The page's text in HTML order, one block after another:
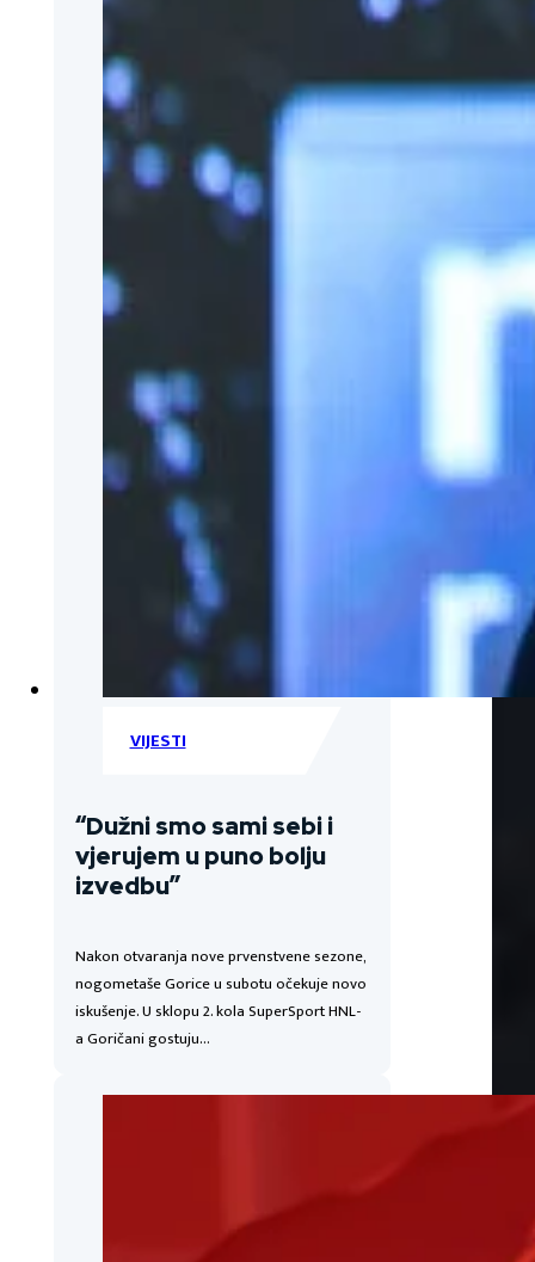
VIJESTI
“Dužni smo sami sebi i
vjerujem u puno bolju
izvedbu”
Nakon otvaranja nove prvenstvene sezone,
nogometaše Gorice u subotu očekuje novo
iskušenje. U sklopu 2. kola SuperSport HNL-
a Goričani gostuju…